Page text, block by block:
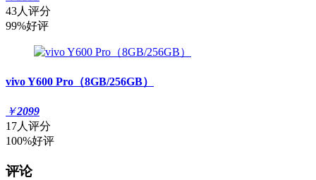
43人评分
99%好评
vivo Y600 Pro（8GB/256GB）
￥2099
17人评分
100%好评
评论